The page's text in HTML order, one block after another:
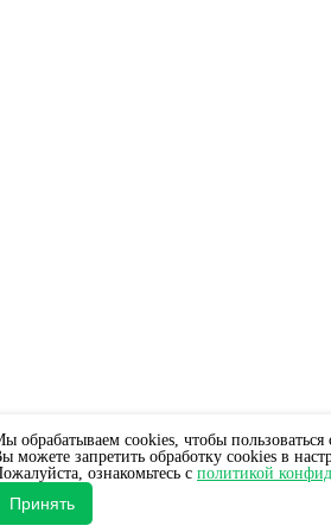
обрабатываем cookies, чтобы пользоваться
можете запретить обработку cookies в
ознакомьтесь с политикой
Принять